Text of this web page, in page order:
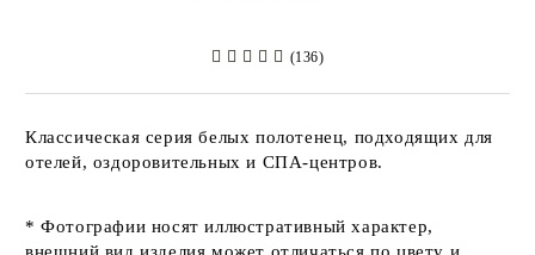
(136)
Классическая серия белых полотенец, подходящих для
отелей, оздоровительных и СПА-центров.
* Фотографии носят иллюстративный характер,